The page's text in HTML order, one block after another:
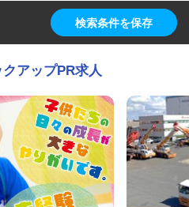
検索条件を保存
アップPR求人